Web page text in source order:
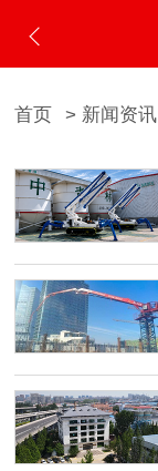
首页 > 新闻资讯